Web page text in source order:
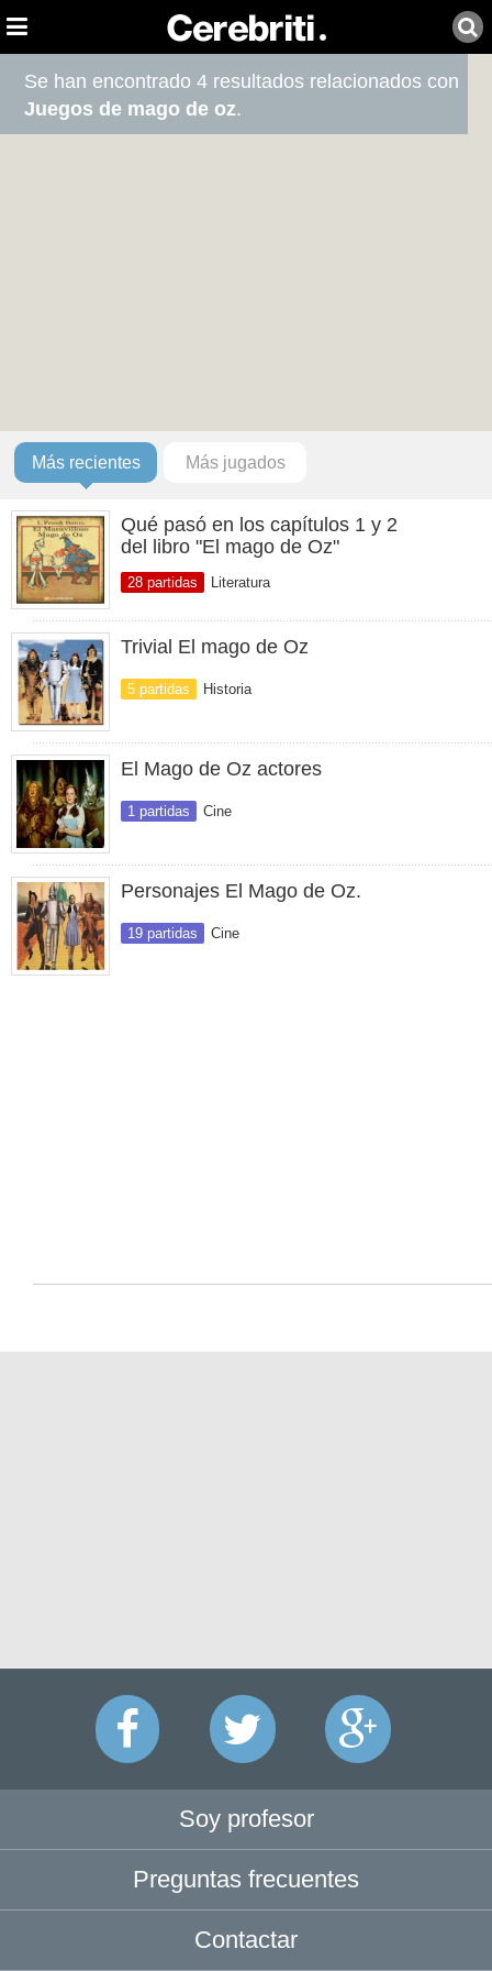
Se han encontrado 4 resultados relacionados con
Juegos de mago de oz.
Más recientes Más jugados
Qué pasó en los capítulos 1 y 2
del libro "El mago de Oz"
28 partidas Literatura
Trivial El mago de Oz
5 partidas Historia
El Mago de Oz actores
1 partidas Cine
Personajes El Mago de Oz.
19 partidas Cine
Soy profesor
Preguntas frecuentes
Contactar